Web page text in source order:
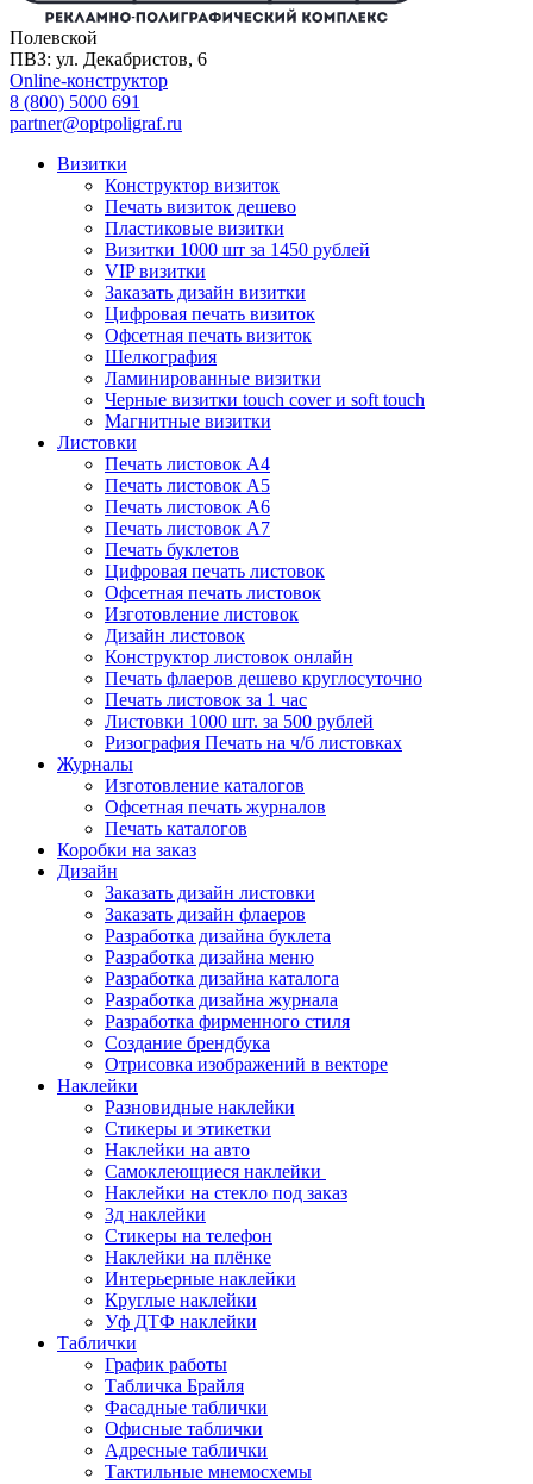
Полевской
ПВЗ: ул. Декабристов, 6
Online-конструктор
8 (800) 5000 691
partner@optpoligraf.ru
Визитки
Конструктор визиток
Печать визиток дешево
Пластиковые визитки
Визитки 1000 шт за 1450 рублей
VIP визитки
Заказать дизайн визитки
Цифровая печать визиток
Офсетная печать визиток
Шелкография
Ламинированные визитки
Черные визитки touch cover и soft touch
Магнитные визитки
Листовки
Печать листовок А4
Печать листовок А5
Печать листовок А6
Печать листовок А7
Печать буклетов
Цифровая печать листовок
Офсетная печать листовок
Изготовление листовок
Дизайн листовок
Конструктор листовок онлайн
Печать флаеров дешево круглосуточно
Печать листовок за 1 час
Листовки 1000 шт. за 500 рублей
Ризография Печать на ч/б листовках
Журналы
Изготовление каталогов
Офсетная печать журналов
Печать каталогов
Коробки на заказ
Дизайн
Заказать дизайн листовки
Заказать дизайн флаеров
Разработка дизайна буклета
Разработка дизайна меню
Разработка дизайна каталога
Разработка дизайна журнала
Разработка фирменного стиля
Создание брендбука
Отрисовка изображений в векторе
Наклейки
Разновидные наклейки
Стикеры и этикетки
Наклейки на авто
Самоклеющиеся наклейки
Наклейки на стекло под заказ
3д наклейки
Cтикеры на телефон
Наклейки на плёнке
Интерьерные наклейки
Круглые наклейки
Уф ДТФ наклейки
Таблички
График работы
Табличка Брайля
Фасадные таблички
Офисные таблички
Адресные таблички
Тактильные мнемосхемы